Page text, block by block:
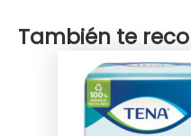
También te